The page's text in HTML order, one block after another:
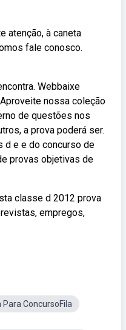
atenção, à caneta
fale conosco.
Webbaixe
nossa coleção
de questões nos
a prova poderá ser.
d e e do concurso de
provas objetivas de
classe d 2012 prova
empregos,
Para ConcursoFila